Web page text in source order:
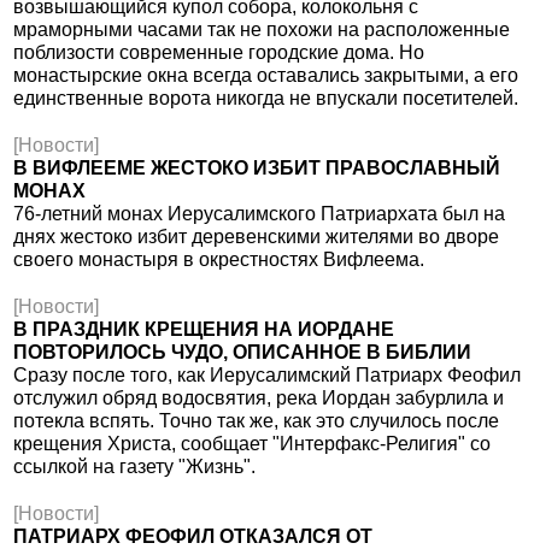
возвышающийся купол собора, колокольня с
мраморными часами так не похожи на расположенные
поблизости современные городские дома. Но
монастырские окна всегда оставались закрытыми, а его
единственные ворота никогда не впускали посетителей.
[Новости]
В ВИФЛЕЕМЕ ЖЕСТОКО ИЗБИТ ПРАВОСЛАВНЫЙ
МОНАХ
76-летний монах Иерусалимского Патриархата был на
днях жестоко избит деревенскими жителями во дворе
своего монастыря в окрестностях Вифлеема.
[Новости]
В ПРАЗДНИК КРЕЩЕНИЯ НА ИОРДАНЕ
ПОВТОРИЛОСЬ ЧУДО, ОПИСАННОЕ В БИБЛИИ
Сразу после того, как Иерусалимский Патриарх Феофил
отслужил обряд водосвятия, река Иордан забурлила и
потекла вспять. Точно так же, как это случилось после
крещения Христа, сообщает "Интерфакс-Религия" со
ссылкой на газету "Жизнь".
[Новости]
ПАТРИАРХ ФЕОФИЛ ОТКАЗАЛСЯ ОТ